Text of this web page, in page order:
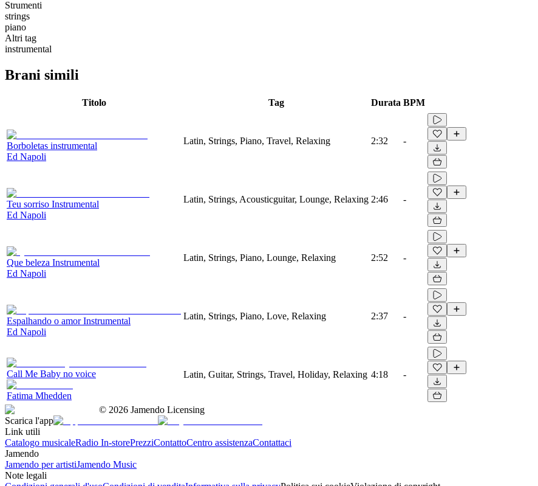
Strumenti
strings
piano
Altri tag
instrumental
Brani simili
Titolo Tag Durata BPM
Borboletas instrumental
Ed Napoli
Latin, Strings, Piano, Travel, Relaxing 2:32 -
Teu sorriso Instrumental
Ed Napoli
Latin, Strings, Acousticguitar, Lounge, Relaxing 2:46 -
Que beleza Instrumental
Ed Napoli
Latin, Strings, Piano, Lounge, Relaxing 2:52 -
Espalhando o amor Instrumental
Ed Napoli
Latin, Strings, Piano, Love, Relaxing 2:37 -
Call Me Baby no voice
Fatima Mhedden
Latin, Guitar, Strings, Travel, Holiday, Relaxing 4:18 -
© 2026 Jamendo Licensing
Scarica l'app
Link utili
Catalogo musicaleRadio In-storePrezziContattoCentro assistenzaContattaci
Jamendo
Jamendo per artistiJamendo Music
Note legali